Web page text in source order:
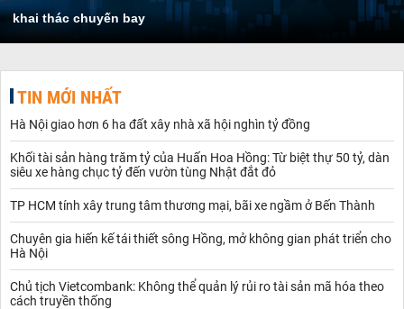
khai thác chuyến bay
TIN MỚI NHẤT
Hà Nội giao hơn 6 ha đất xây nhà xã hội nghìn tỷ đồng
Khối tài sản hàng trăm tỷ của Huấn Hoa Hồng: Từ biệt thự 50 tỷ, dàn
siêu xe hàng chục tỷ đến vườn tùng Nhật đắt đỏ
TP HCM tính xây trung tâm thương mại, bãi xe ngầm ở Bến Thành
Chuyên gia hiến kế tái thiết sông Hồng, mở không gian phát triển cho
Hà Nội
Chủ tịch Vietcombank: Không thể quản lý rủi ro tài sản mã hóa theo
cách truyền thống